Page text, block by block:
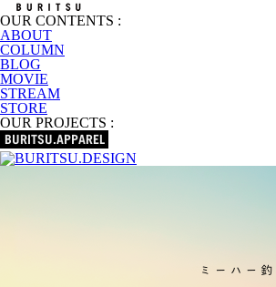
OUR CONTENTS :
ABOUT
COLUMN
BLOG
MOVIE
STREAM
STORE
OUR PROJECTS :